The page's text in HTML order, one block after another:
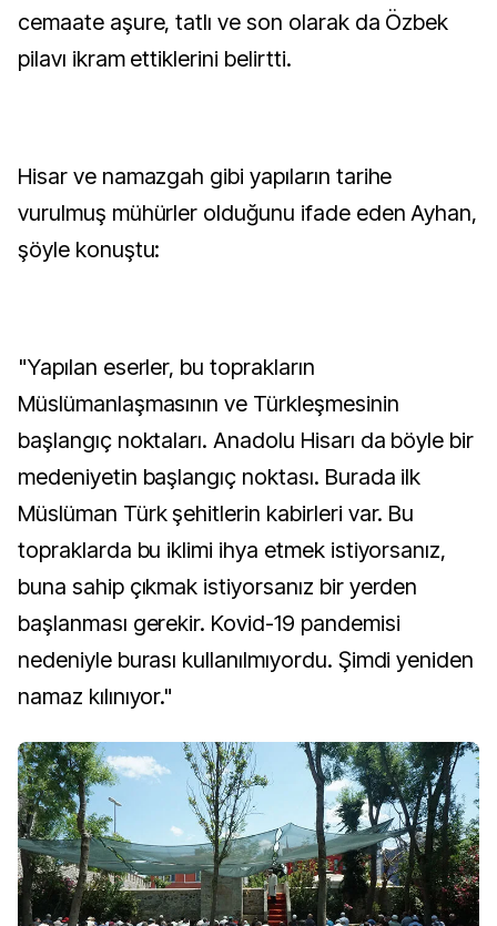
cemaate aşure, tatlı ve son olarak da Özbek
pilavı ikram ettiklerini belirtti.
Hisar ve namazgah gibi yapıların tarihe
vurulmuş mühürler olduğunu ifade eden Ayhan,
şöyle konuştu:
"Yapılan eserler, bu toprakların
Müslümanlaşmasının ve Türkleşmesinin
başlangıç noktaları. Anadolu Hisarı da böyle bir
medeniyetin başlangıç noktası. Burada ilk
Müslüman Türk şehitlerin kabirleri var. Bu
topraklarda bu iklimi ihya etmek istiyorsanız,
buna sahip çıkmak istiyorsanız bir yerden
başlanması gerekir. Kovid-19 pandemisi
nedeniyle burası kullanılmıyordu. Şimdi yeniden
namaz kılınıyor."